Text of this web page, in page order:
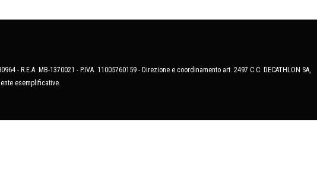
- R.E.A. MB-1370021 - P.IVA. 11005760159 - Direzione e coordinamento art. 2497 C.C. DECATHLON SA,
esemplificative.